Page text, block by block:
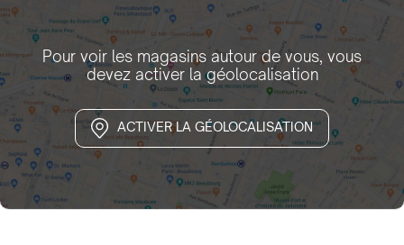
Pour voir les magasins autour de vous, vous
devez activer la géolocalisation
ACTIVER LA GÉOLOCALISATION